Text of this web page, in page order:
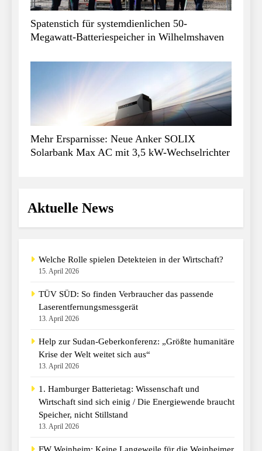
Spatenstich für systemdienlichen 50-
Megawatt-Batteriespeicher in Wilhelmshaven
Mehr Ersparnisse: Neue Anker SOLIX
Solarbank Max AC mit 3,5 kW-Wechselrichter
Aktuelle News
Welche Rolle spielen Detekteien in der Wirtschaft?
15. April 2026
TÜV SÜD: So finden Verbraucher das passende
Laserentfernungsmessgerät
13. April 2026
Help zur Sudan-Geberkonferenz: „Größte humanitäre
Krise der Welt weitet sich aus“
13. April 2026
1. Hamburger Batterietag: Wissenschaft und
Wirtschaft sind sich einig / Die Energiewende braucht
Speicher, nicht Stillstand
13. April 2026
FW Weinheim: Keine Langeweile für die Weinheimer